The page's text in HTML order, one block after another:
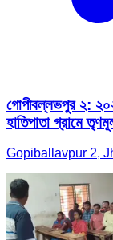
গোপীবল্লভপুর ২:
হাতিপাতা গ্রামে
Gopiballavpur 2,